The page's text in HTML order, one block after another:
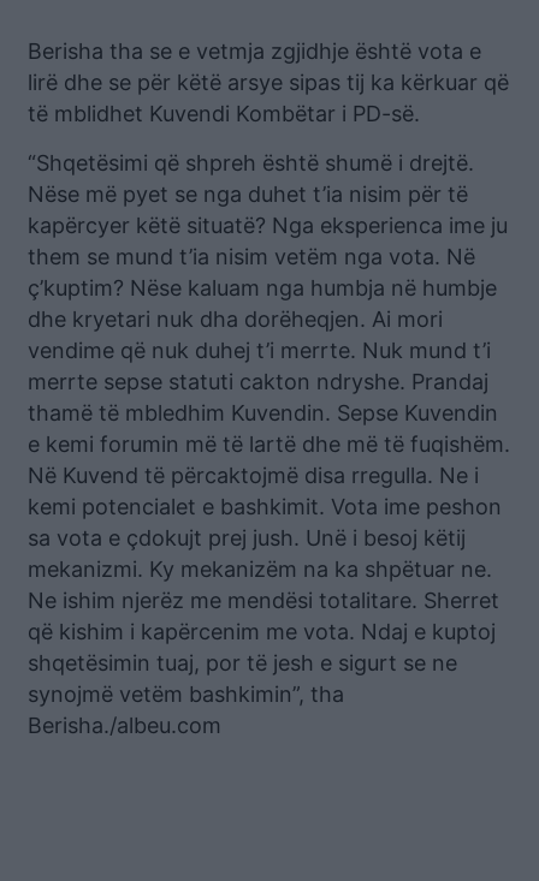
Berisha tha se e vetmja zgjidhje është vota e
lirë dhe se për këtë arsye sipas tij ka kërkuar që
të mblidhet Kuvendi Kombëtar i PD-së.
“Shqetësimi që shpreh është shumë i drejtë.
Nëse më pyet se nga duhet t’ia nisim për të
kapërcyer këtë situatë? Nga eksperienca ime ju
them se mund t’ia nisim vetëm nga vota. Në
ç’kuptim? Nëse kaluam nga humbja në humbje
dhe kryetari nuk dha dorëheqjen. Ai mori
vendime që nuk duhej t’i merrte. Nuk mund t’i
merrte sepse statuti cakton ndryshe. Prandaj
thamë të mbledhim Kuvendin. Sepse Kuvendin
e kemi forumin më të lartë dhe më të fuqishëm.
Në Kuvend të përcaktojmë disa rregulla. Ne i
kemi potencialet e bashkimit. Vota ime peshon
sa vota e çdokujt prej jush. Unë i besoj këtij
mekanizmi. Ky mekanizëm na ka shpëtuar ne.
Ne ishim njerëz me mendësi totalitare. Sherret
që kishim i kapërcenim me vota. Ndaj e kuptoj
shqetësimin tuaj, por të jesh e sigurt se ne
synojmë vetëm bashkimin”, tha
Berisha./albeu.com